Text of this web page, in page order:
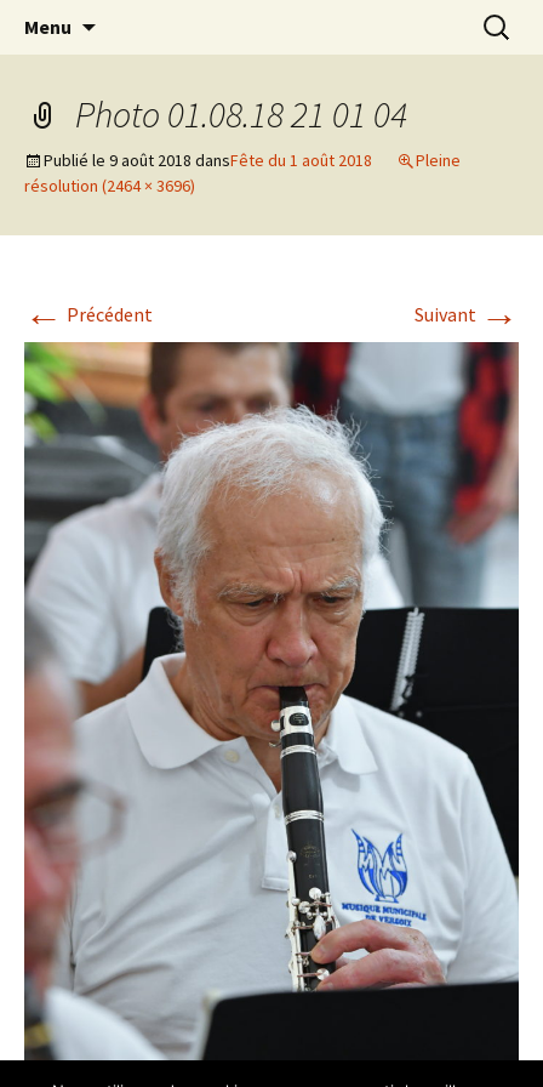
Menu
Photo 01.08.18 21 01 04
Publié le 9 août 2018 dansFête du 1 août 2018
Pleine
résolution (2464 × 3696)
← Précédent Suivant →